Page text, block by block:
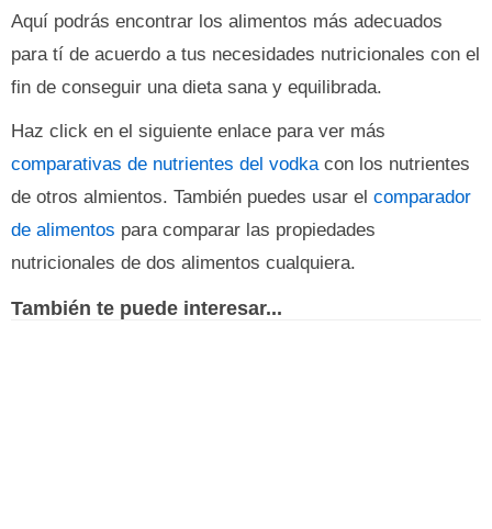
Aquí podrás encontrar los alimentos más adecuados
para tí de acuerdo a tus necesidades nutricionales con el
fin de conseguir una dieta sana y equilibrada.
Haz click en el siguiente enlace para ver más
comparativas de nutrientes del vodkacon los nutrientes
de otros almientos. También puedes usar el comparador
de alimentos para comparar las propiedades
nutricionales de dos alimentos cualquiera.
También te puede interesar...